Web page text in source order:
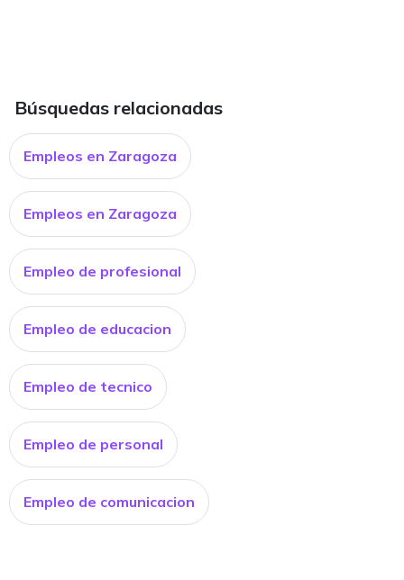
Búsquedas relacionadas
Empleos en Zaragoza
Empleos en Zaragoza
Empleo de profesional
Empleo de educacion
Empleo de tecnico
Empleo de personal
Empleo de comunicacion